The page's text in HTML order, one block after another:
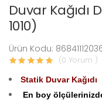
Duvar
1010)
Ürün Kodu:
(0 Yorum )
Statik Duvar Kağıdı
En boy